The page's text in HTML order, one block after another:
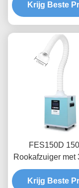
verstelbare
Krijg Beste
FES150D
Rookafzuiger met
HEPA-filtratie en
Luchtsnelheid
Krijg Beste